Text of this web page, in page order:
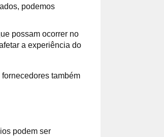
podemos
possam ocorrer no
a experiência do
também
podem ser